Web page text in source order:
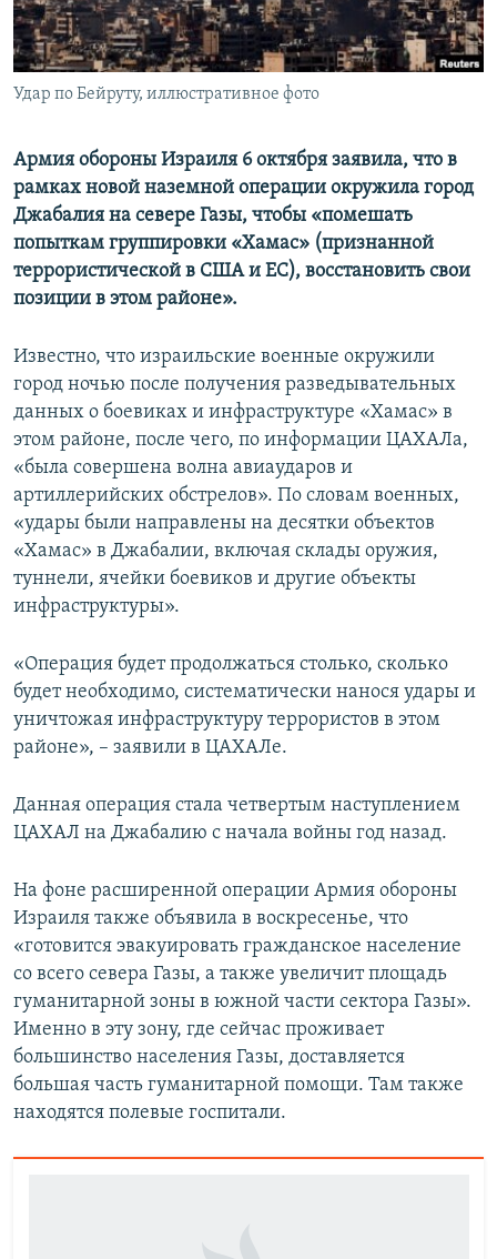
ПОБЕДИТЕЛЕЙ НЕ СУДЯТ?
КРЫМ.НЕПОКОРЕННЫЙ
ELIFBE
ПРИСОЕДИНЯЙТЕСЬ!
Все сайты RFE/RL
Удар по Бейруту, иллюстративное фото
Армия обороны Израиля 6 октября заявила, что в
рамках новой наземной операции окружила город
Джабалия на севере Газы, чтобы «помешать
попыткам группировки «Хамас» (признанной
террористической в США и ЕС), восстановить свои
позиции в этом районе».
Известно, что израильские военные окружили
город ночью после получения разведывательных
данных о боевиках и инфраструктуре «Хамас» в
этом районе, после чего, по информации ЦАХАЛа,
«была совершена волна авиаударов и
артиллерийских обстрелов». По словам военных,
«удары были направлены на десятки объектов
«Хамас» в Джабалии, включая склады оружия,
туннели, ячейки боевиков и другие объекты
инфраструктуры».
«Операция будет продолжаться столько, сколько
будет необходимо, систематически нанося удары и
уничтожая инфраструктуру террористов в этом
районе», – заявили в ЦАХАЛе.
Данная операция стала четвертым наступлением
ЦАХАЛ на Джабалию с начала войны год назад.
На фоне расширенной операции Армия обороны
Израиля также объявила в воскресенье, что
«готовится эвакуировать гражданское население
со всего севера Газы, а также увеличит площадь
гуманитарной зоны в южной части сектора Газы».
Именно в эту зону, где сейчас проживает
большинство населения Газы, доставляется
большая часть гуманитарной помощи. Там также
находятся полевые госпитали.